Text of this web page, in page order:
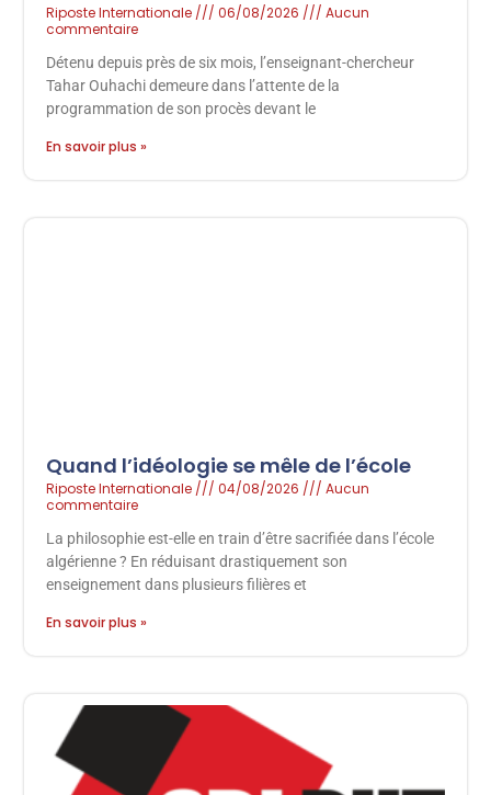
Riposte Internationale 06/08/2026
Aucun
commentaire
Détenu depuis près de six mois, l’enseignant-chercheur
Tahar Ouhachi demeure dans l’attente de la
programmation de son procès devant le
En savoir plus »
Quand l’idéologie se mêle de l’école
Riposte Internationale 04/08/2026
Aucun
commentaire
La philosophie est-elle en train d’être sacrifiée dans l’école
algérienne ? En réduisant drastiquement son
enseignement dans plusieurs filières et
En savoir plus »